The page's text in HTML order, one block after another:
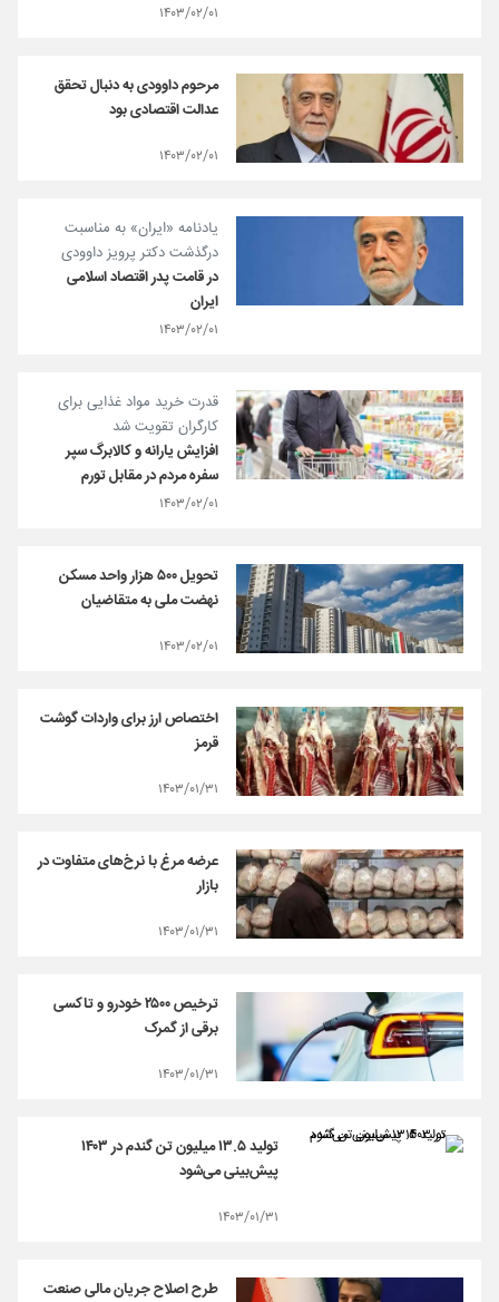
۱۴۰۳/۰۲/۰۱
مرحوم داوودی به دنبال تحقق
عدالت اقتصادی بود
۱۴۰۳/۰۲/۰۱
یادنامه «ایران» به مناسبت
درگذشت دکتر پرویز داوودی
در قامت پدر اقتصاد اسلامی
ایران
۱۴۰۳/۰۲/۰۱
قدرت خرید مواد غذایی برای
کارگران تقویت شد
افزایش یارانه و کالابرگ سپر
سفره مردم در مقابل تورم
۱۴۰۳/۰۲/۰۱
تحویل ۵۰۰ هزار واحد مسکن
نهضت ملی به متقاضیان
۱۴۰۳/۰۲/۰۱
اختصاص ارز برای واردات گوشت
قرمز
۱۴۰۳/۰۱/۳۱
عرضه مرغ با نرخ‌های متفاوت در
بازار
۱۴۰۳/۰۱/۳۱
ترخیص ۲۵۰۰ خودرو و تاکسی
برقی از گمرک
۱۴۰۳/۰۱/۳۱
تولید ۱۳.۵ میلیون تن گندم در ۱۴۰۳
پیش‌بینی می‌شود
۱۴۰۳/۰۱/۳۱
طرح اصلاح جریان مالی صنعت